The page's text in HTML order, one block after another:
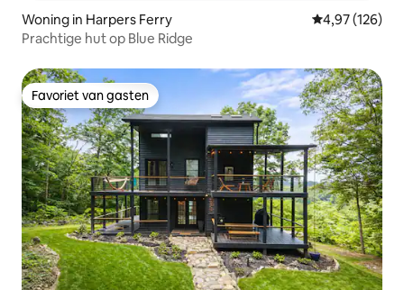
Woning in Harpers Ferry Gemiddelde
4,97 (126)
Prachtige hut op Blue Ridge
Favoriet van gasten
Favoriet van gasten